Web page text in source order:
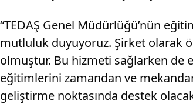
“TEDAŞ Genel Müdürlüğü’nün
mutluluk duyuyoruz. Şirket olarak
olmuştur. Bu hizmeti sağlarken de
eğitimlerini zamandan ve
geliştirme noktasında destek